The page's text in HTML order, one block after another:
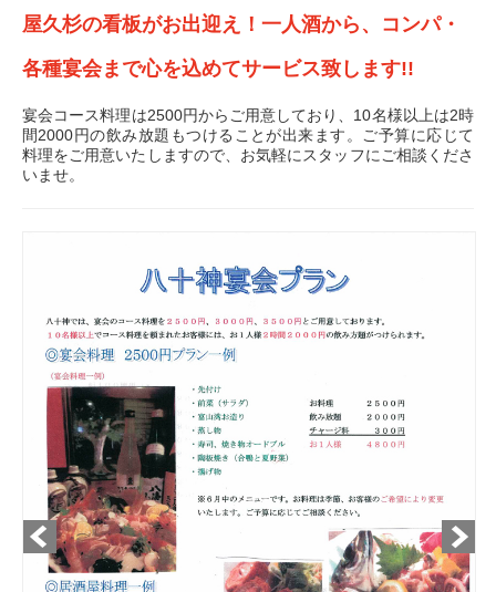
屋久杉の看板がお出迎え！一人酒から、コンパ・
各種宴会まで心を込めてサービス致します!!
宴会コース料理は2500円からご用意しており、10名様以上は2時
間2000円の飲み放題もつけることが出来ます。ご予算に応じて
料理をご用意いたしますので、お気軽にスタッフにご相談くださ
いませ。